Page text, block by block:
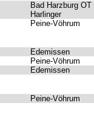
Bad Harzburg OT
Harlinger
Peine-Vöhrum
Edemissen
Peine-Vöhrum
Edemissen
Peine-Vöhrum